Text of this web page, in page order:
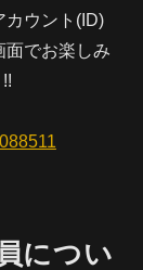
カウント(ID)
面でお楽しみ
につい